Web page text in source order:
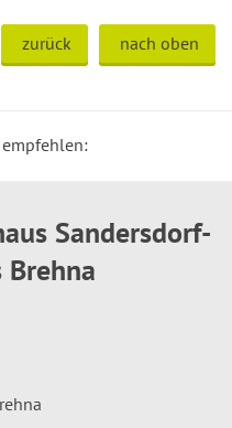
zurück nach oben
empfehlen:
Sandersdorf-
Brehna